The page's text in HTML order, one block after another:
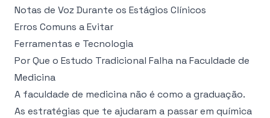
Notas de Voz Durante os Estágios Clínicos
Erros Comuns a Evitar
Ferramentas e Tecnologia
Por Que o Estudo Tradicional Falha na Faculdade de
Medicina
A faculdade de medicina não é como a graduação.
As estratégias que te ajudaram a passar em química